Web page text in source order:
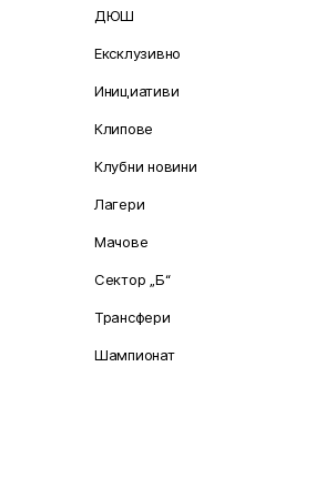
ДЮШ
Ексклузивно
Инициативи
Клипове
Клубни новини
Лагери
Мачове
Сектор „Б“
Трансфери
Шампионат